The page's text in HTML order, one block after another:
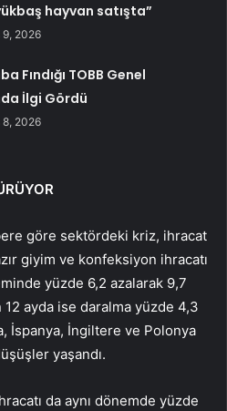
hayvan satışta”
9, 2026
Fındığı TOBB Genel
İlgi Gördü
8, 2026
göre sektördeki kriz, ihracat
giyim ve konfeksiyon ihracatı
yüzde 6,2 azalarak 9,7
ayda ise daralma yüzde 4,3
İspanya, İngiltere ve Polonya
yaşandı.
da aynı dönemde yüzde